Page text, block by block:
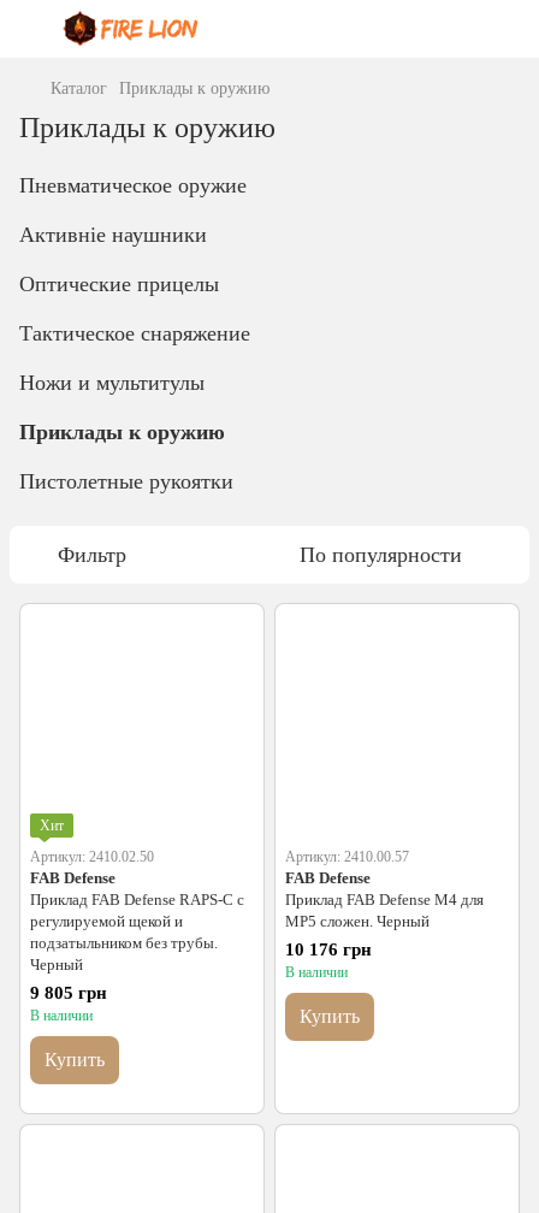
Каталог Приклады к оружию
Приклады к оружию
Пневматическое оружие
Активніе наушники
Оптические прицелы
Тактическое снаряжение
Ножи и мультитулы
Приклады к оружию
Пистолетные рукоятки
Фильтр По популярности
Хит
Артикул: 2410.02.50
FAB Defense
Приклад FAB Defense RAPS-С с
регулируемой щекой и
подзатыльником без трубы.
Черный
9 805 грн
В наличии
Купить
Артикул: 2410.00.57
FAB Defense
Приклад FAB Defense M4 для
MP5 сложен. Черный
10 176 грн
В наличии
Купить